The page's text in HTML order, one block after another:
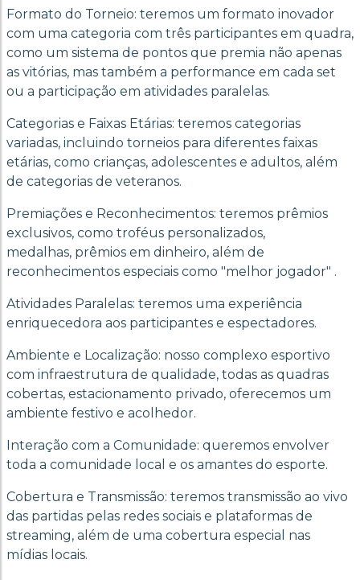
Formato do Torneio: teremos um formato inovador
com uma categoria com três participantes em quadra,
como um sistema de pontos que premia não apenas
as vitórias, mas também a performance em cada set
ou a participação em atividades paralelas.
Categorias e Faixas Etárias: teremos categorias
variadas, incluindo torneios para diferentes faixas
etárias, como crianças, adolescentes e adultos, além
de categorias de veteranos.
Premiações e Reconhecimentos: teremos prêmios
exclusivos, como troféus personalizados,
medalhas, prêmios em dinheiro, além de
reconhecimentos especiais como "melhor jogador" .
Atividades Paralelas: teremos uma experiência
enriquecedora aos participantes e espectadores.
Ambiente e Localização: nosso complexo esportivo
com infraestrutura de qualidade, todas as quadras
cobertas, estacionamento privado, oferecemos um
ambiente festivo e acolhedor.
Interação com a Comunidade: queremos envolver
toda a comunidade local e os amantes do esporte.
Cobertura e Transmissão: teremos transmissão ao vivo
das partidas pelas redes sociais e plataformas de
streaming, além de uma cobertura especial nas
mídias locais.